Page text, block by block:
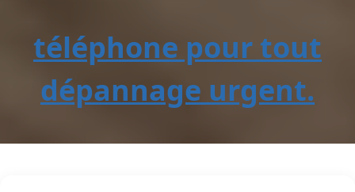
téléphone pour tout
dépannage urgent.